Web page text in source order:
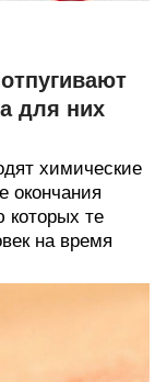
для них
химические
окончания
которых те
на время